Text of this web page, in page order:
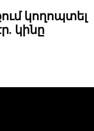
կողոպտել
կինը